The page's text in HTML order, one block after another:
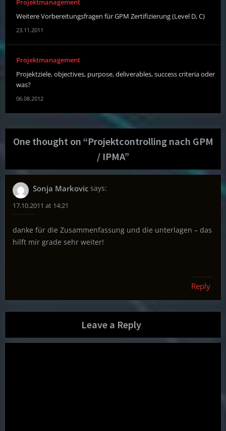
Projektmanagement
Weitere Vorbereitungsfragen für GPM Zertifizierung (Level D, C)
23.11.2011
Projektmanagement
Projektziele, objectives, purpose, deliverables, success criteria oder
was?
06.08.2012
One thought on “Projektcontrolling nach GPM
/ IPMA”
Sonja Markovic says:
17.10.2011 at 14:21
danke für die Zusammenfassung und die unterlagen – das
hilft mir grade sehr weiter!
Reply
Leave a Reply